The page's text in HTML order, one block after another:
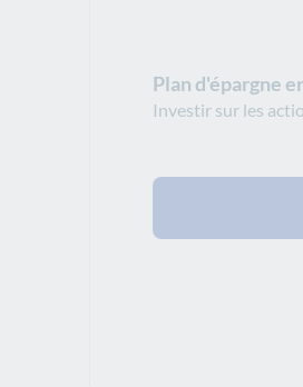
Plan d'épargne
Investir sur les